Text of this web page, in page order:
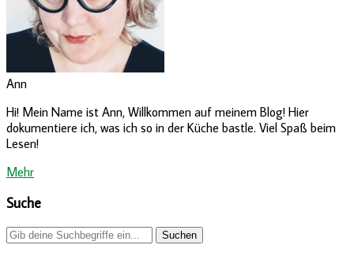
Ann
Hi! Mein Name ist Ann, Willkommen auf meinem Blog! Hier
dokumentiere ich, was ich so in der Küche bastle. Viel Spaß beim
Lesen!
Mehr
Suche